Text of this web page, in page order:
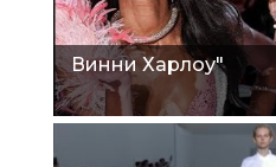
Винни Харлоу"